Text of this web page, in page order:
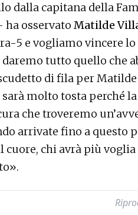
dalla capitana della
osservato Matilde
5 e vogliamo vincere lo
daremo tutto quello che
di fila per
molto tosta perché
che troveremo
arrivate fino a questo
cuore, chi avrà più